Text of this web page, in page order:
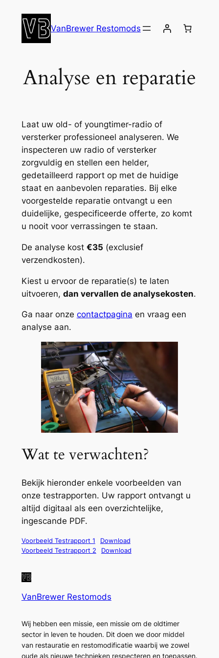
VanBrewer Restomods
Analyse en reparatie
Laat uw old- of youngtimer-radio of
versterker professioneel analyseren. We
inspecteren uw radio of versterker
zorgvuldig en stellen een helder,
gedetailleerd rapport op met de huidige
staat en aanbevolen reparaties. Bij elke
voorgestelde reparatie ontvangt u een
duidelijke, gespecificeerde offerte, zo komt
u nooit voor verrassingen te staan.
De analyse kost €35 (exclusief
verzendkosten).
Kiest u ervoor de reparatie(s) te laten
uitvoeren, dan vervallen de analysekosten.
Ga naar onze contactpagina en vraag een
analyse aan.
Wat te verwachten?
Bekijk hieronder enkele voorbeelden van
onze testrapporten. Uw rapport ontvangt u
altijd digitaal als een overzichtelijke,
ingescande PDF.
Voorbeeld Testrapport 1
Download
Voorbeeld Testrapport 2
Download
VanBrewer Restomods
Wij hebben een missie, een missie om de oldtimer
sector in leven te houden. Dit doen we door middel
van restauratie en restomodificatie waarbij we zowel
oude als nieuwe technieken respecteren en toepassen.